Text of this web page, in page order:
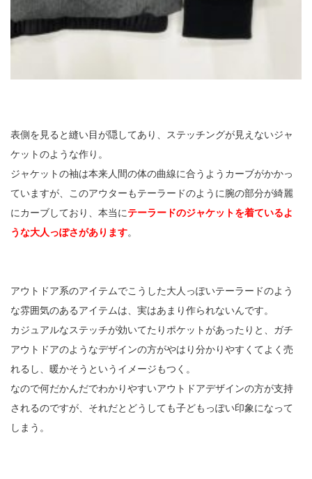
表側を見ると縫い目が隠してあり、ステッチングが見えないジャ
ケットのような作り。
ジャケットの袖は本来人間の体の曲線に合うようカーブがかかっ
ていますが、このアウターもテーラードのように腕の部分が綺麗
にカーブしており、本当にテーラードのジャケットを着ているよ
うな大人っぽさがあります。
アウトドア系のアイテムでこうした大人っぽいテーラードのよう
な雰囲気のあるアイテムは、実はあまり作られないんです。
カジュアルなステッチが効いてたりポケットがあったりと、ガチ
アウトドアのようなデザインの方がやはり分かりやすくてよく売
れるし、暖かそうというイメージもつく。
なので何だかんだでわかりやすいアウトドアデザインの方が支持
されるのですが、それだとどうしても子どもっぽい印象になって
しまう。